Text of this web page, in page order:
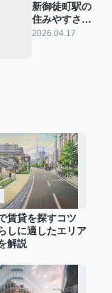
新御徒町駅の
住みやすさは
どう？評判と
2026.04.17
賃貸を探すコツ
しに適したエリア
解説